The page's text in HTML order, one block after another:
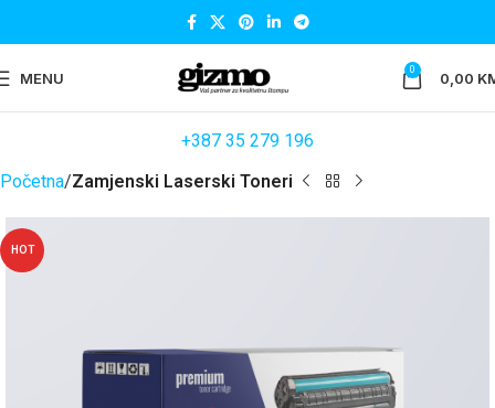
MENU 0 0,00
+387 35 279 196
Početna Zamjenski Laserski Toneri
HOT